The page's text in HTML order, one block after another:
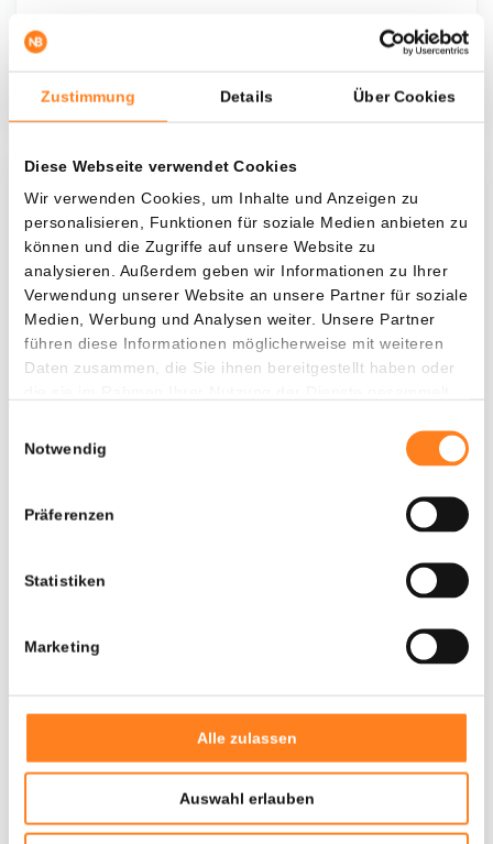
Zustimmung Details Über Cookies
Diese Webseite verwendet Cookies
Wir verwenden Cookies, um Inhalte und Anzeigen zu
personalisieren, Funktionen für soziale Medien anbieten zu
können und die Zugriffe auf unsere Website zu
analysieren. Außerdem geben wir Informationen zu Ihrer
Verwendung unserer Website an unsere Partner für soziale
Medien, Werbung und Analysen weiter. Unsere Partner
führen diese Informationen möglicherweise mit weiteren
Daten zusammen, die Sie ihnen bereitgestellt haben oder
Notwendig
Präferenzen
Statistiken
Marketing
Alle zulassen
Auswahl erlauben
Was, wenn ich...?
Zie hoeveel waarde je vandaag zou hebben als
je dollar-cost averaging had toegepast op
verschillende cryptocurrencies.
Hätte investiert In
$
- 0,00%
0,70%